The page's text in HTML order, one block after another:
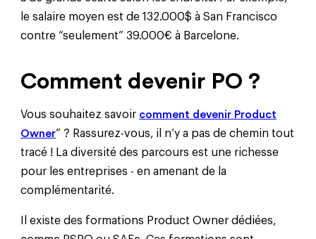
le salaire moyen est de 132.000$ à San Francisco
contre “seulement” 39.000€ à Barcelone.
Comment devenir PO ?
Vous souhaitez savoir comment devenir Product
Owner” ? Rassurez-vous, il n’y a pas de chemin tout
tracé ! La diversité des parcours est une richesse
pour les entreprises - en amenant de la
complémentarité.
Il existe des formations Product Owner dédiées,